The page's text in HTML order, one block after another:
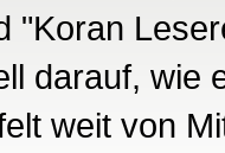
"Koran
darauf, wie
weit von